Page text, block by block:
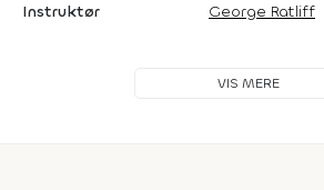
Instruktør George Ratliff
VIS MERE